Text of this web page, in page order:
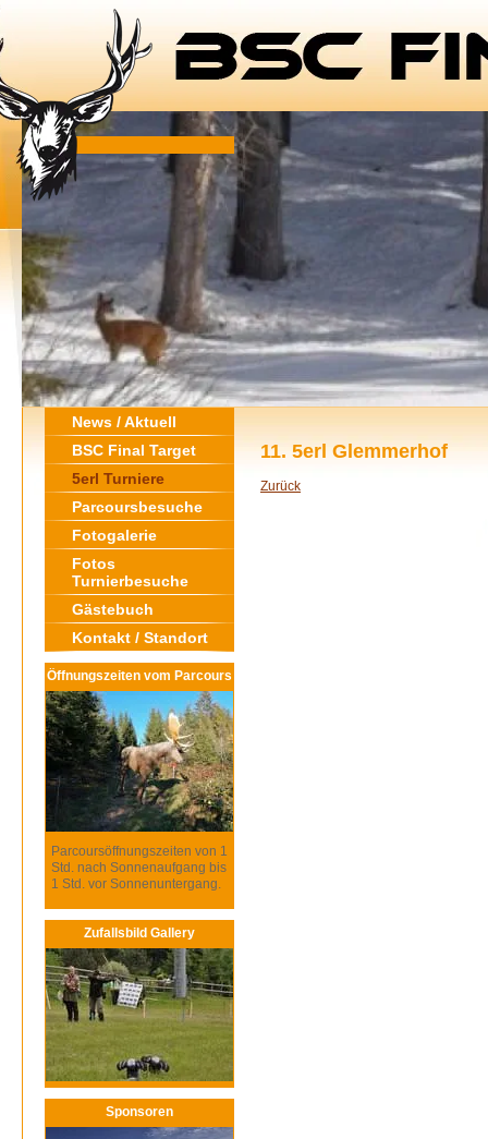
News / Aktuell
BSC Final Target
5erl Turniere
Parcoursbesuche
Fotogalerie
Fotos
Turnierbesuche
Gästebuch
Kontakt / Standort
Öffnungszeiten vom Parcours
Parcoursöffnungszeiten von 1
Std. nach Sonnenaufgang bis
1 Std. vor Sonnenuntergang.
Zufallsbild Gallery
Sponsoren
11. 5erl Glemmerhof
Zurück